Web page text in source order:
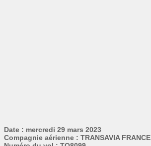
Date : mercredi 29 mars 2023
Compagnie aérienne : TRANSAVIA FRANCE